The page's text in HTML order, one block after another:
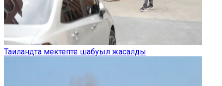
Таиландта мектепте шабуыл жасалды